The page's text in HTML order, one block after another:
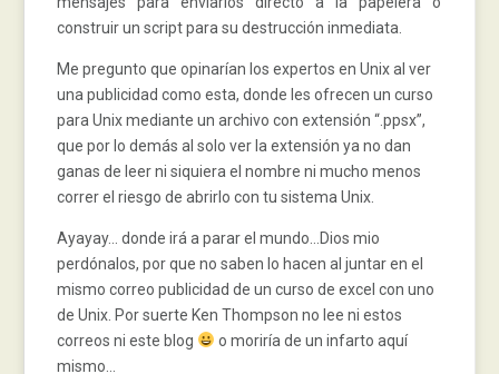
construir un script para su destrucción inmediata.
Me pregunto que opinarían los expertos en Unix al ver
una publicidad como esta, donde les ofrecen un curso
para Unix mediante un archivo con extensión “.ppsx”,
que por lo demás al solo ver la extensión ya no dan
ganas de leer ni siquiera el nombre ni mucho menos
correr el riesgo de abrirlo con tu sistema Unix.
Ayayay… donde irá a parar el mundo…Dios mio
perdónalos, por que no saben lo hacen al juntar en el
mismo correo publicidad de un curso de excel con uno
de Unix. Por suerte Ken Thompson no lee ni estos
correos ni este blog
o moriría de un infarto aquí
mismo…